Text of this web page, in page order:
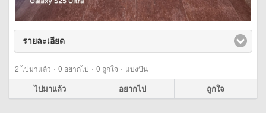
รายละเอียด
2ไปมาแล้ว · 0 อยากไป · 0 ถูกใจ · แบ่งปัน
ไปมาแล้ว อยากไป ถูกใจ